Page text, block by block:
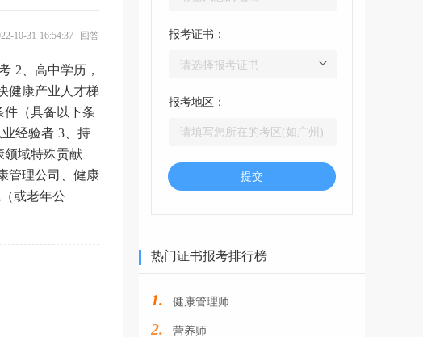
10-31 16:54:37 回答
2、高中学历，
健康产业人才梯
件（具备以下条
经验者 3、持
域特殊贡献
管理公司、健康
或老年公
报考证书：
报考地区：
提交
热门证书报考排行榜
1. 健康管理师
2. 营养师